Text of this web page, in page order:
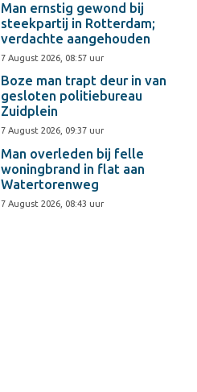
Man ernstig gewond bij
steekpartij in Rotterdam;
verdachte aangehouden
7 August 2026, 08:57 uur
Boze man trapt deur in van
gesloten politiebureau
Zuidplein
7 August 2026, 09:37 uur
Man overleden bij felle
woningbrand in flat aan
Watertorenweg
7 August 2026, 08:43 uur